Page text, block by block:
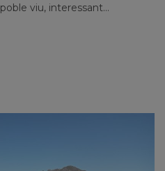
viu, interessant...